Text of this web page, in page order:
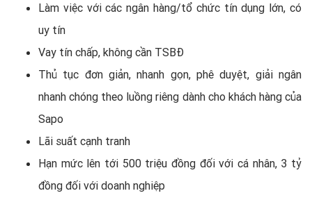
Làm việc với các ngân hàng/tổ chức tín dụng lớn, có
uy tín
Vay tín chấp, không cần TSBĐ
Thủ tục đơn giản, nhanh gọn, phê duyệt, giải ngân
nhanh chóng theo luồng riêng dành cho khách hàng của
Sapo
Lãi suất cạnh tranh
Hạn mức lên tới 500 triệu đồng đối với cá nhân, 3 tỷ
đồng đối với doanh nghiệp